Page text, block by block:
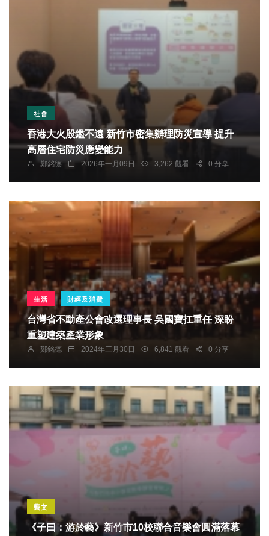
社會
香港大火殷鑑不遠 新竹市密集辦理防災宣導 提升
高層住宅防災應變能力
鄭銘德 2026年一月09日 3,262 觀看 0 分享
生活 財經及消費
台灣省不動產公會改選理事長 吳國寶扛重任 深盼
重塑建築產業形象
鄭銘德 2024年三月30日 6,841 觀看 0 分享
藝文
《子曰：游於藝》新竹市10校聯合音樂會圓滿落幕